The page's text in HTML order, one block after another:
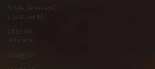
Bufale (letterarie)
e post-verità
Citazioni
letterarie
Coraggio